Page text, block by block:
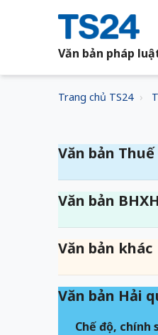
Văn bản pháp
Trang chủ TS24
Văn bản Thuế
Văn bản BHXH
Văn bản khác
Văn bản Hải
Chế độ, chính